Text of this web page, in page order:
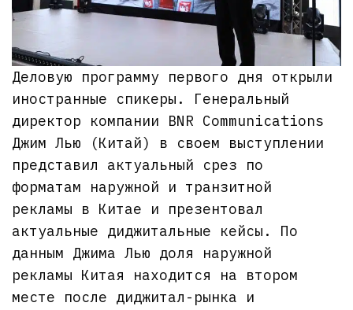
Деловую программу первого дня открыли
иностранные спикеры. Генеральный
директор компании BNR Communications
Джим Лью (Китай) в своем выступлении
представил актуальный срез по
форматам наружной и транзитной
рекламы в Китае и презентовал
актуальные диджитальные кейсы. По
данным Джима Лью доля наружной
рекламы Китая находится на втором
месте после диджитал-рынка и